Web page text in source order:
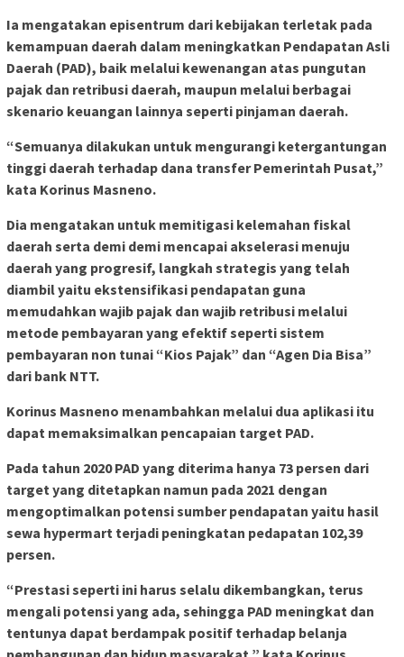
Ia mengatakan episentrum dari kebijakan terletak pada
kemampuan daerah dalam meningkatkan Pendapatan Asli
Daerah (PAD), baik melalui kewenangan atas pungutan
pajak dan retribusi daerah, maupun melalui berbagai
skenario keuangan lainnya seperti pinjaman daerah.
“Semuanya dilakukan untuk mengurangi ketergantungan
tinggi daerah terhadap dana transfer Pemerintah Pusat,”
kata Korinus Masneno.
Dia mengatakan untuk memitigasi kelemahan fiskal
daerah serta demi demi mencapai akselerasi menuju
daerah yang progresif, langkah strategis yang telah
diambil yaitu ekstensifikasi pendapatan guna
memudahkan wajib pajak dan wajib retribusi melalui
metode pembayaran yang efektif seperti sistem
pembayaran non tunai “Kios Pajak” dan “Agen Dia Bisa”
dari bank NTT.
Korinus Masneno menambahkan melalui dua aplikasi itu
dapat memaksimalkan pencapaian target PAD.
Pada tahun 2020 PAD yang diterima hanya 73 persen dari
target yang ditetapkan namun pada 2021 dengan
mengoptimalkan potensi sumber pendapatan yaitu hasil
sewa hypermart terjadi peningkatan pedapatan 102,39
persen.
“Prestasi seperti ini harus selalu dikembangkan, terus
mengali potensi yang ada, sehingga PAD meningkat dan
tentunya dapat berdampak positif terhadap belanja